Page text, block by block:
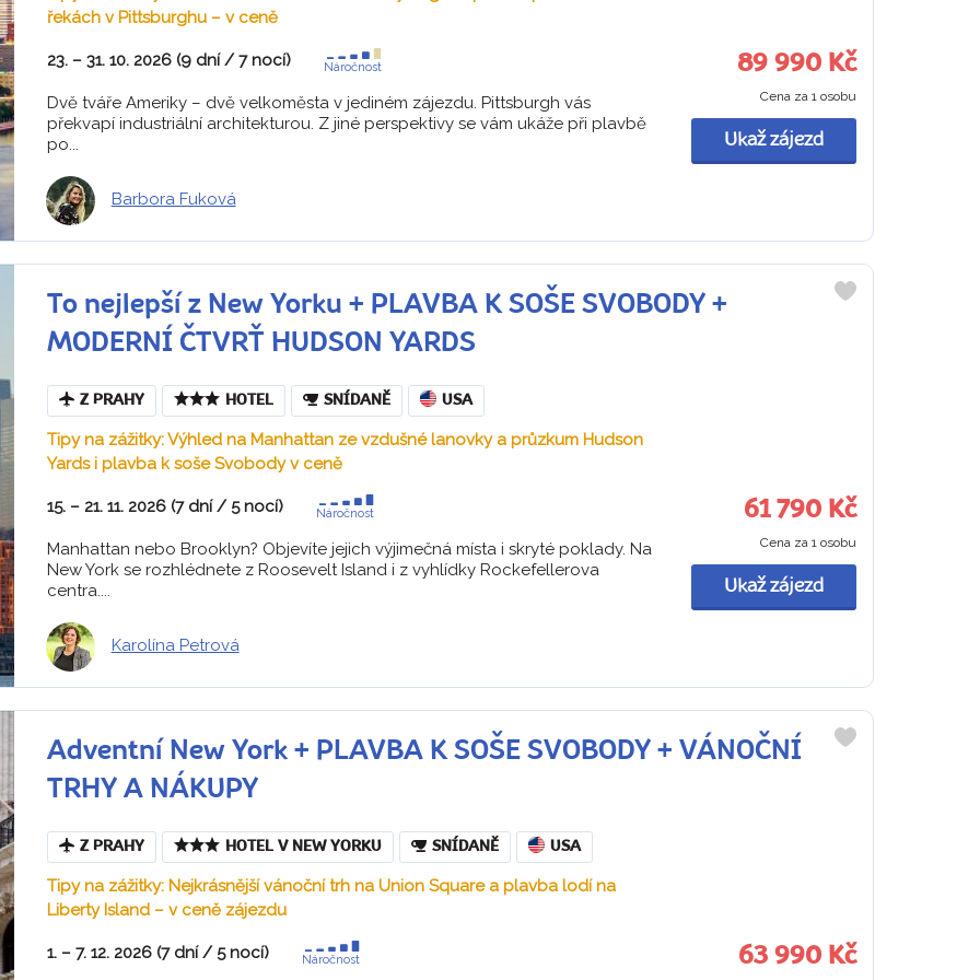
řekách v Pittsburghu – v ceně
23. – 31. 10. 2026 (9 dní / 7 nocí) Náročnost
Dvě tváře Ameriky – dvě velkoměsta v jediném zájezdu. Pittsburgh vás
překvapí industriální architekturou. Z jiné perspektivy se vám ukáže při plavbě
po...
Barbora Fuková
89 990 Kč
Cena za 1 osobu
Ukaž zájezd
To nejlepší z New Yorku + PLAVBA K SOŠE SVOBODY +
MODERNÍ ČTVRŤ HUDSON YARDS
Z PRAHY HOTEL SNÍDANĚ USA
Tipy na zážitky: Výhled na Manhattan ze vzdušné lanovky a průzkum Hudson
Yards i plavba k soše Svobody v ceně
15. – 21. 11. 2026 (7 dní / 5 nocí) Náročnost
Manhattan nebo Brooklyn? Objevíte jejich výjimečná místa i skryté poklady. Na
New York se rozhlédnete z Roosevelt Island i z vyhlídky Rockefellerova
centra....
Karolína Petrová
61 790 Kč
Cena za 1 osobu
Ukaž zájezd
Adventní New York + PLAVBA K SOŠE SVOBODY + VÁNOČNÍ
TRHY A NÁKUPY
Z PRAHY HOTEL V NEW YORKU SNÍDANĚ USA
Tipy na zážitky: Nejkrásnější vánoční trh na Union Square a plavba lodí na
Liberty Island – v ceně zájezdu
1. – 7. 12. 2026 (7 dní / 5 nocí) Náročnost 63 990 Kč